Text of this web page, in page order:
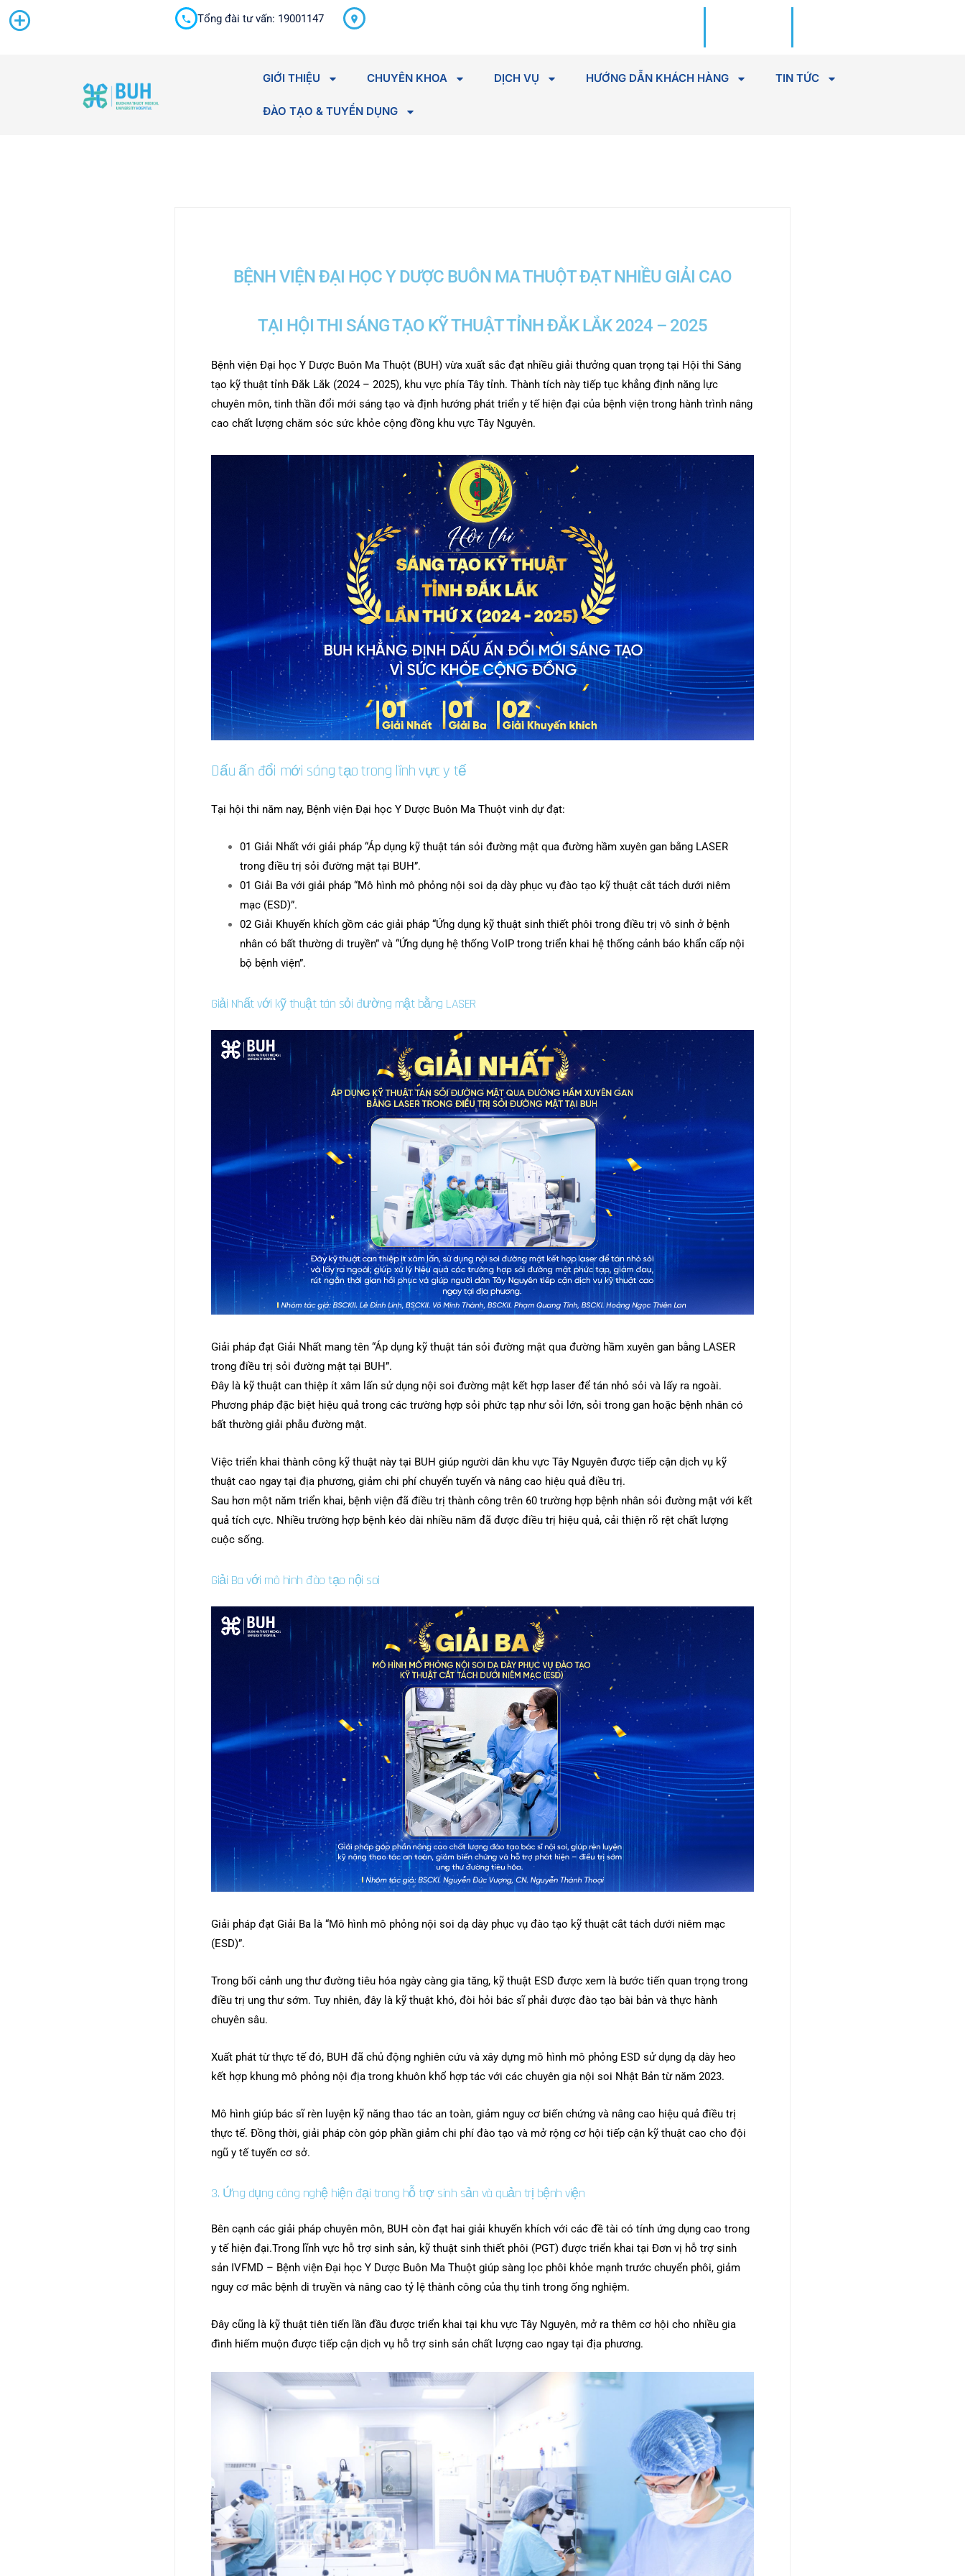
Tổng đài tư vấn: 19001147
298 Hà Huy Tập, P. Tân An,
GIỚI THIỆU CHUYÊN KHOA DỊCH VỤ HƯỚNG DẪN KHÁCH HÀNG TIN TỨC
ĐÀO TẠO & TUYỂN DỤNG
BỆNH VIỆN ĐẠI HỌC Y DƯỢC BUÔN MA THUỘT ĐẠT NHIỀU GIẢI CAO
TẠI HỘI THI SÁNG TẠO KỸ THUẬT TỈNH ĐẮK LẮK 2024 – 2025
Bệnh viện Đại học Y Dược Buôn Ma Thuột (BUH) vừa xuất sắc đạt nhiều giải thưởng quan trọng tại Hội thi Sáng
tạo kỹ thuật tỉnh Đắk Lắk (2024 – 2025), khu vực phía Tây tỉnh. Thành tích này tiếp tục khẳng định năng lực
chuyên môn, tinh thần đổi mới sáng tạo và định hướng phát triển y tế hiện đại của bệnh viện trong hành trình nâng
cao chất lượng chăm sóc sức khỏe cộng đồng khu vực Tây Nguyên.
Dấu ấn đổi mới sáng tạo trong lĩnh vực y tế
Tại hội thi năm nay, Bệnh viện Đại học Y Dược Buôn Ma Thuột vinh dự đạt:
01 Giải Nhất với giải pháp “Áp dụng kỹ thuật tán sỏi đường mật qua đường hầm xuyên gan bằng LASER
trong điều trị sỏi đường mật tại BUH”.
01 Giải Ba với giải pháp “Mô hình mô phỏng nội soi dạ dày phục vụ đào tạo kỹ thuật cắt tách dưới niêm
mạc (ESD)”.
02 Giải Khuyến khích gồm các giải pháp “Ứng dụng kỹ thuật sinh thiết phôi trong điều trị vô sinh ở bệnh
nhân có bất thường di truyền” và “Ứng dụng hệ thống VoIP trong triển khai hệ thống cảnh báo khẩn cấp nội
bộ bệnh viện”.
Giải Nhất với kỹ thuật tán sỏi đường mật bằng LASER
Giải pháp đạt Giải Nhất mang tên “Áp dụng kỹ thuật tán sỏi đường mật qua đường hầm xuyên gan bằng LASER
trong điều trị sỏi đường mật tại BUH”.
Đây là kỹ thuật can thiệp ít xâm lấn sử dụng nội soi đường mật kết hợp laser để tán nhỏ sỏi và lấy ra ngoài.
Phương pháp đặc biệt hiệu quả trong các trường hợp sỏi phức tạp như sỏi lớn, sỏi trong gan hoặc bệnh nhân có
bất thường giải phẫu đường mật.
Việc triển khai thành công kỹ thuật này tại BUH giúp người dân khu vực Tây Nguyên được tiếp cận dịch vụ kỹ
thuật cao ngay tại địa phương, giảm chi phí chuyển tuyến và nâng cao hiệu quả điều trị.
Sau hơn một năm triển khai, bệnh viện đã điều trị thành công trên 60 trường hợp bệnh nhân sỏi đường mật với kết
quả tích cực. Nhiều trường hợp bệnh kéo dài nhiều năm đã được điều trị hiệu quả, cải thiện rõ rệt chất lượng
cuộc sống.
Giải Ba với mô hình đào tạo nội soi
Giải pháp đạt Giải Ba là “Mô hình mô phỏng nội soi dạ dày phục vụ đào tạo kỹ thuật cắt tách dưới niêm mạc
(ESD)”.
Trong bối cảnh ung thư đường tiêu hóa ngày càng gia tăng, kỹ thuật ESD được xem là bước tiến quan trọng trong
điều trị ung thư sớm. Tuy nhiên, đây là kỹ thuật khó, đòi hỏi bác sĩ phải được đào tạo bài bản và thực hành
chuyên sâu.
Xuất phát từ thực tế đó, BUH đã chủ động nghiên cứu và xây dựng mô hình mô phỏng ESD sử dụng dạ dày heo
kết hợp khung mô phỏng nội địa trong khuôn khổ hợp tác với các chuyên gia nội soi Nhật Bản từ năm 2023.
Mô hình giúp bác sĩ rèn luyện kỹ năng thao tác an toàn, giảm nguy cơ biến chứng và nâng cao hiệu quả điều trị
thực tế. Đồng thời, giải pháp còn góp phần giảm chi phí đào tạo và mở rộng cơ hội tiếp cận kỹ thuật cao cho đội
ngũ y tế tuyến cơ sở.
3. Ứng dụng công nghệ hiện đại trong hỗ trợ sinh sản và quản trị bệnh viện
Bên cạnh các giải pháp chuyên môn, BUH còn đạt hai giải khuyến khích với các đề tài có tính ứng dụng cao trong
y tế hiện đại.Trong lĩnh vực hỗ trợ sinh sản, kỹ thuật sinh thiết phôi (PGT) được triển khai tại Đơn vị hỗ trợ sinh
sản IVFMD – Bệnh viện Đại học Y Dược Buôn Ma Thuột giúp sàng lọc phôi khỏe mạnh trước chuyển phôi, giảm
nguy cơ mắc bệnh di truyền và nâng cao tỷ lệ thành công của thụ tinh trong ống nghiệm.
Đây cũng là kỹ thuật tiên tiến lần đầu được triển khai tại khu vực Tây Nguyên, mở ra thêm cơ hội cho nhiều gia
đình hiếm muộn được tiếp cận dịch vụ hỗ trợ sinh sản chất lượng cao ngay tại địa phương.